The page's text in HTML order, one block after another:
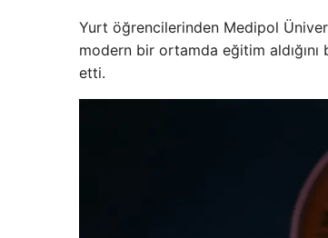
Yurt öğrencilerinden Medipol
modern bir ortamda eğitim aldığını
etti.